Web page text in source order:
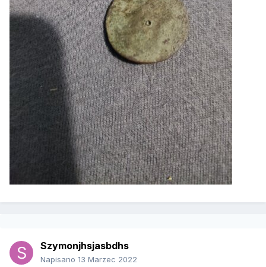
Szymonjhsjasbdhs
Napisano 13 Marzec 2022